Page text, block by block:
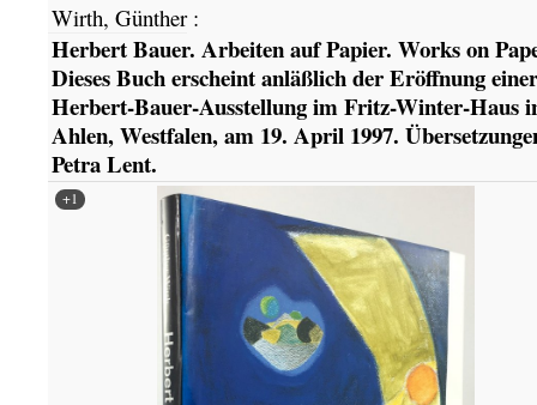
Wirth, Günther:
Herbert Bauer. Arbeiten auf Papier. Works on
Dieses Buch erscheint anläßlich der Eröffnung einer
Herbert-Bauer-Ausstellung im Fritz-Winter-Haus
Ahlen, Westfalen, am 19. April 1997.
Petra Lent.
+1